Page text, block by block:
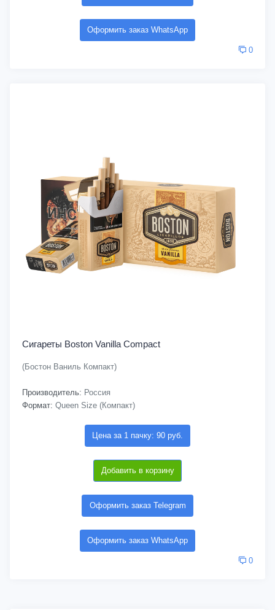
Оформить заказ WhatsApp
0
Сигареты Boston Vanilla Compact
(Бостон Ваниль Компакт)
Производитель: Россия
Формат: Queen Size (Компакт)
Цена за 1 пачку: 90 руб.
Добавить в корзину
Оформить заказ Telegram
Оформить заказ WhatsApp
0